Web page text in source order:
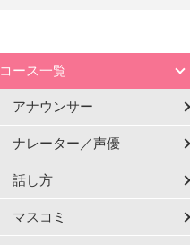
コース一覧
アナウンサー
ナレーター／声優
話し方
マスコミ